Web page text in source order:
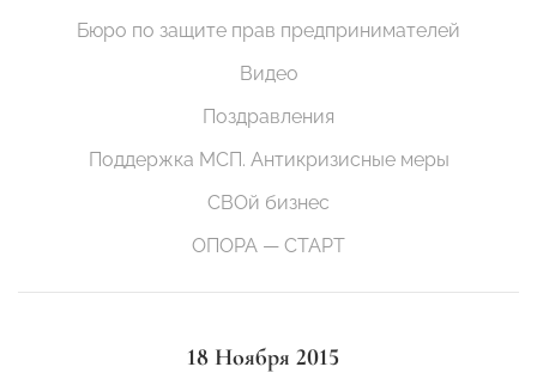
Бюро по защите прав предпринимателей
Видео
Поздравления
Поддержка МСП. Антикризисные меры
СВОй бизнес
ОПОРА — СТАРТ
18 Ноября 2015